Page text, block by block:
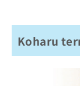
Koharu